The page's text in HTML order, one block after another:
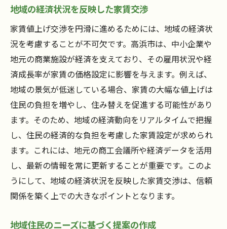
地域の経済状況を反映した家賃交渉
家賃値上げ交渉を円滑に進めるためには、地域の経済状
況を考慮することが不可欠です。高浜市は、中小企業や
地元の商業施設が経済を支えており、その雇用状況や経
済成長率が家賃の価格設定に影響を与えます。例えば、
地域の景気が低迷している場合、家賃の大幅な値上げは
住民の負担を増やし、住み替えを促進する可能性があり
ます。そのため、地域の経済動向をリアルタイムで把握
し、住民の経済的な負担を考慮した家賃設定が求められ
ます。これには、地元の商工会議所や経済データを活用
し、最新の情報を常に更新することが重要です。このよ
うにして、地域の経済状況を反映した家賃交渉は、信頼
関係を築く上での大きなポイントとなります。
地域住民のニーズに基づく提案の作成